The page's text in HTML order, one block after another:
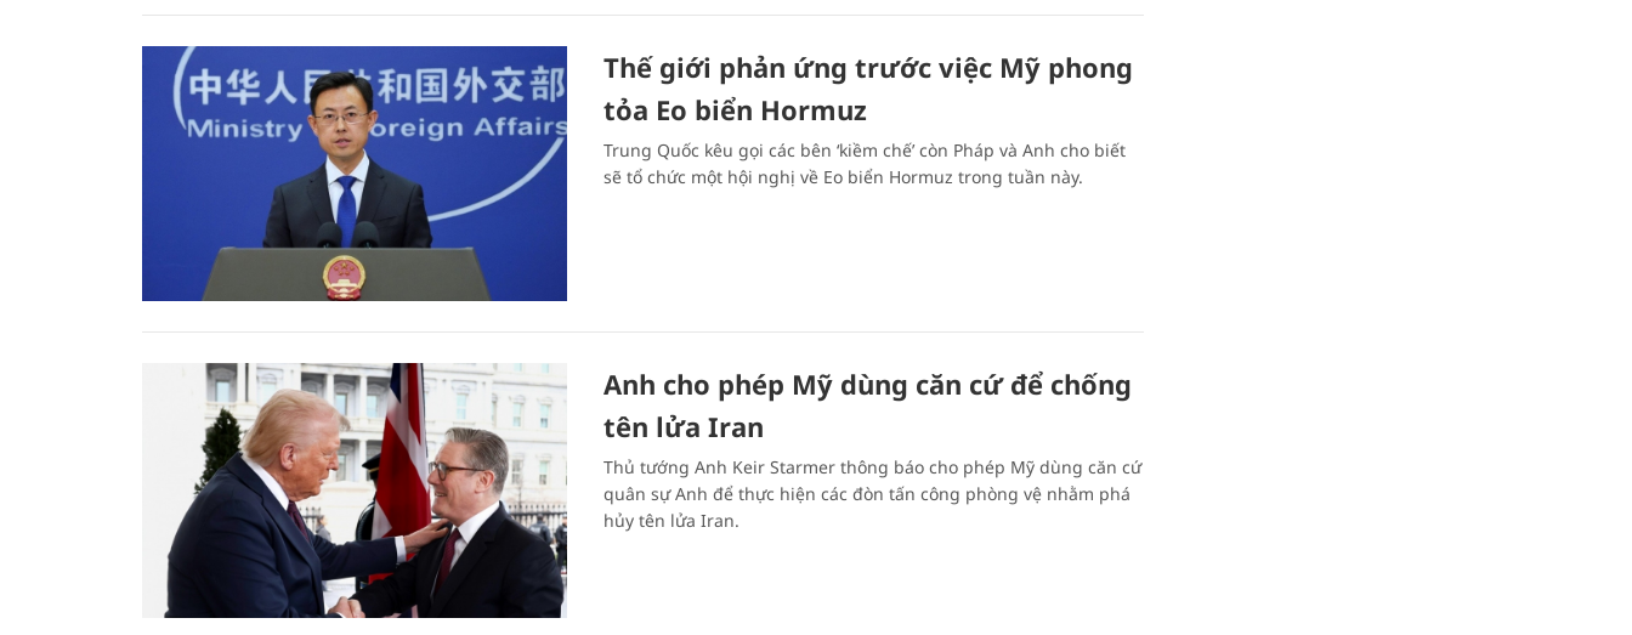
Thế giới phản ứng trước việc Mỹ phong
tỏa Eo biển Hormuz
Trung Quốc kêu gọi các bên ‘kiềm chế’ còn Pháp và Anh cho biết
sẽ tổ chức một hội nghị về Eo biển Hormuz trong tuần này.
Anh cho phép Mỹ dùng căn cứ để chống
tên lửa Iran
Thủ tướng Anh Keir Starmer thông báo cho phép Mỹ dùng căn cứ
quân sự Anh để thực hiện các đòn tấn công phòng vệ nhằm phá
hủy tên lửa Iran.